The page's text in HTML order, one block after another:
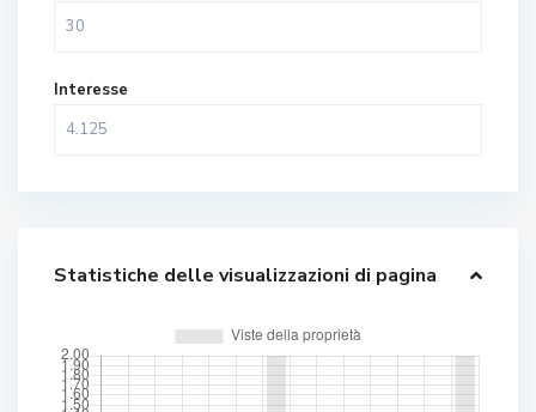
Interesse
Statistiche delle visualizzazioni di pagina